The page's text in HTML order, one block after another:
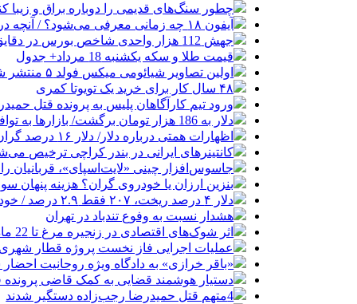
چطور سنگ‌های قدیمی را دوباره براق و زیبا
آیفون ۱۸ چه زمانی معرفی می‌شود؟ / آنچه درباره گوشی جدید اپل می‌دانیم
جهش 112 هزار واحدی شاخص بورس در دقایق ابتدایی معاملات امروز
قیمت طلا و سکه یکشنبه 18 مرداد+ جدول
اولین تصاویر شیائومی میکس فولد ۵ منتشر شد
۴۸ سال کار برای خرید یک تویوتا کمری
ورود تیم کارآگاهان پلیس به پرونده قتل
دلار به 186 هزار تومان برگشت/ بازارها به توافق احتمالی هرمز چه واکنشی نشان دادند؟
اظهارات همتی درباره دلار/ دلار ۱۶ درصد گران شده؛ این افزایش طبیعی است
کانتینرهای ایرانی در بندر کراچی ترخیص می‌شود| تخفیف ۸۰ درصدی برای
جاسوس‌افزار چینی «لایت‌اسپای»، قربانیان را در ۱۳ کشور ازجمله آمریکا
بنزین ارزان یا خودروی گران؟ هزینه
دلار ۴ درصد ریخت، ۲۰۷ فقط ۲.۹ درصد / خودرو زیر فشار دلار کوتاه می‌آید؟
هشدار نسبت به وفوع تندباد در تهران
اثر شوک‌های اقتصادی در زنجیره مرغ تا 22 ماه باقی می‌ماند
عملیات اجرایی فاز نخست پروژه قطار
«باقر خرازی» به دادگاه ویژه روحانیت
دستیار هوشمند قضایی به کمک قاضی پرونده
4متهم قتل حمیدرضا رجب‌زاده دستگیر شدند